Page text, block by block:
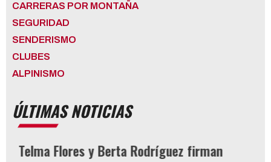
CARRERAS POR MONTAÑA
SEGURIDAD
SENDERISMO
CLUBES
ALPINISMO
ÚLTIMAS NOTICIAS
Telma Flores y Berta Rodríguez firman